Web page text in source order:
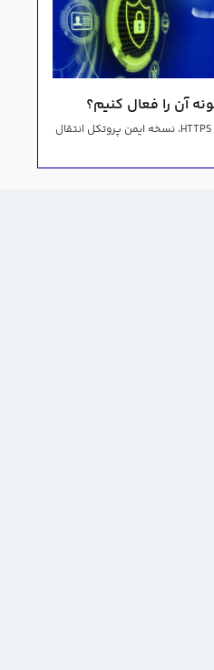
پروتکل امن انتقال ابرمتن HTTPS، نسخه ایمن پروتکل انتقال